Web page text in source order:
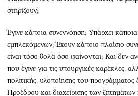
Σινεμά
Μουσική
Εικαστικά
Βιβλίο
Χειρόγραφα
στηρίζουν;
Έγινε κάποια συνεννόηση; Υπάρχει
εμπλεκόμενων; Έχουν κάποιο πλαίσιο
είναι τόσο θολά όσο φαίνονται; Και δεν
που έγινε για τις υπουργικές καρέκλες,
πολιτικής, υλοποίησης του προγράμματος
Προέδρου και διαχείρισης των